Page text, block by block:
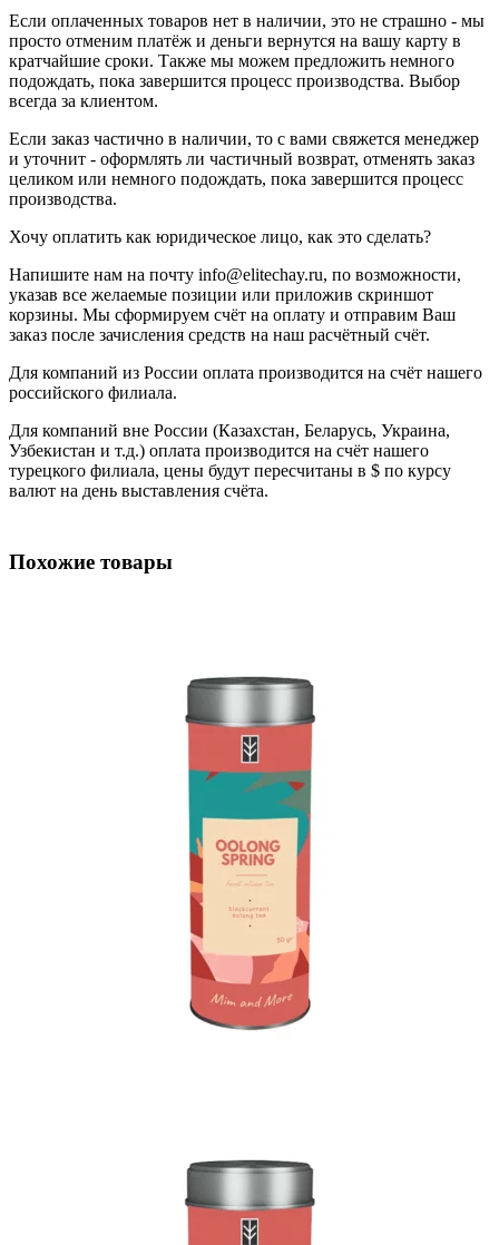
Если оплаченных товаров нет в наличии, это не страшно - мы
просто отменим платёж и деньги вернутся на вашу карту в
кратчайшие сроки. Также мы можем предложить немного
подождать, пока завершится процесс производства. Выбор
всегда за клиентом.
Если заказ частично в наличии, то с вами свяжется менеджер
и уточнит - оформлять ли частичный возврат, отменять заказ
целиком или немного подождать, пока завершится процесс
производства.
Хочу оплатить как юридическое лицо, как это сделать?
Напишите нам на почту info@elitechay.ru, по возможности,
указав все желаемые позиции или приложив скриншот
корзины. Мы сформируем счёт на оплату и отправим Ваш
заказ после зачисления средств на наш расчётный счёт.
Для компаний из России оплата производится на счёт нашего
российского филиала.
Для компаний вне России (Казахстан, Беларусь, Украина,
Узбекистан и т.д.) оплата производится на счёт нашего
турецкого филиала, цены будут пересчитаны в $ по курсу
валют на день выставления счёта.
Похожие товары